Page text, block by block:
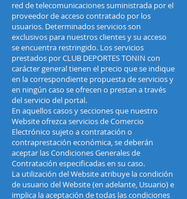
red de telecomunicaciones suministrada por el
proveedor de acceso contratado por los
usuarios. Determinados servicios son
exclusivos para nuestros clientes y su acceso
se encuentra restringido. Los servicios
prestados por CLUB DEPORTES TONIN con
carácter general tienen el precio que se indique
en la correspondiente propuesta de servicios y
en ningún caso se ofrecen o prestan a través
del servicio del portal.
En aquellos casos y secciones que nuestro
Website ofrezca servicios de Comercio
Electrónico sujeto a contratación o
contraprestación económica, se deberán
aceptar las Condiciones Generales de
Contratación especificadas en su caso.
La utilización del Website atribuye la condición
de usuario del Website (en adelante, Usuario) e
implica la aceptación de todas las condiciones